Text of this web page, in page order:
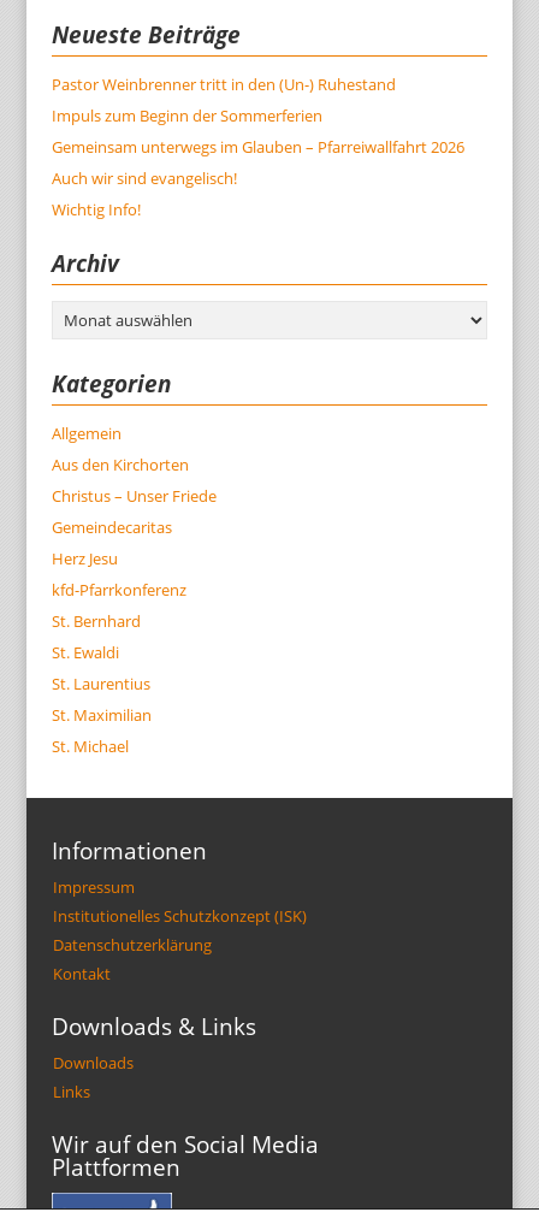
Neueste Beiträge
Pastor Weinbrenner tritt in den (Un-) Ruhestand
Impuls zum Beginn der Sommerferien
Gemeinsam unterwegs im Glauben – Pfarreiwallfahrt 2026
Auch wir sind evangelisch!
Wichtig Info!
Archiv
Archiv
Kategorien
Allgemein
Aus den Kirchorten
Christus – Unser Friede
Gemeindecaritas
Herz Jesu
kfd-Pfarrkonferenz
St. Bernhard
St. Ewaldi
St. Laurentius
St. Maximilian
St. Michael
Informationen
Impressum
Institutionelles Schutzkonzept (ISK)
Datenschutzerklärung
Kontakt
Downloads & Links
Downloads
Links
Wir auf den Social Media
Plattformen